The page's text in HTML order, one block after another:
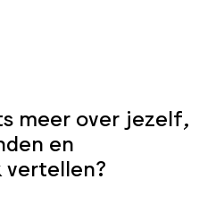
meer over jezelf,
en